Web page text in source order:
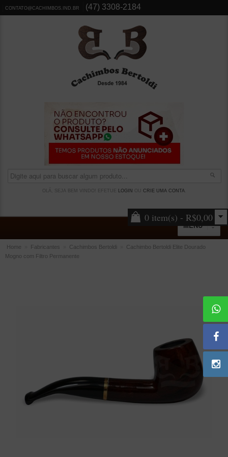
CONTATO@CACHIMBOS.IND.BR (47) 3308-2184
OLÁ, SEJA BEM VINDO! EFETUE LOGIN CRIE UMA CONTA.
0 item(s) - R$0,00
MENU
ACESSÓRIOS
Limpadores para Cachimbo
Bolsas para Cachimbo
Home Fabricantes Cachimbos Bertoldi
Cachimbo Bertoldi Elite Dourado
Mogno com Filtro Permanente